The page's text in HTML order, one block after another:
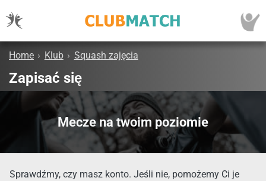
Home › Klub › Squash zajęcia
Zapisać się
Mecze na twoim poziomie
Sprawdźmy, czy masz konto. Jeśli nie, pomożemy Ci je